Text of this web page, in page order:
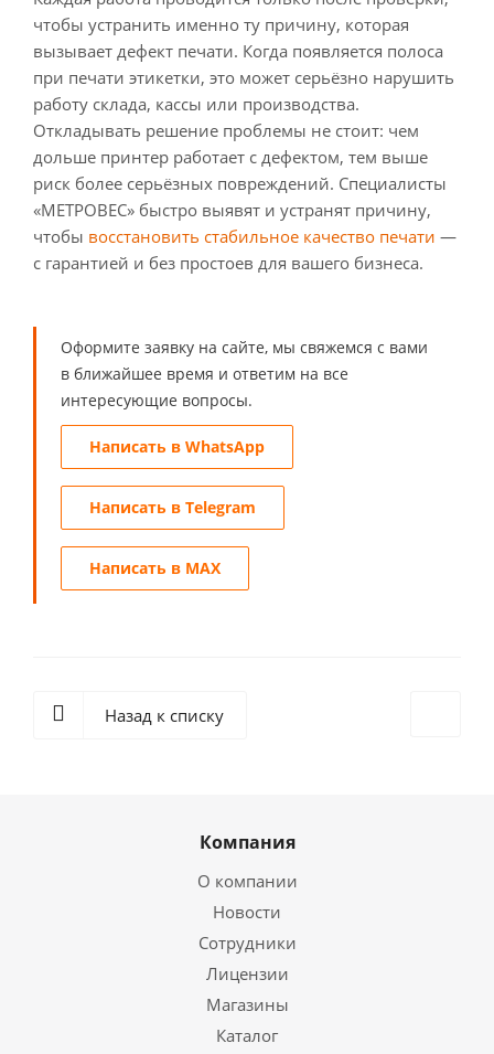
чтобы устранить именно ту причину, которая
вызывает дефект печати. Когда появляется полоса
при печати этикетки, это может серьёзно нарушить
работу склада, кассы или производства.
Откладывать решение проблемы не стоит: чем
дольше принтер работает с дефектом, тем выше
риск более серьёзных повреждений. Специалисты
«МЕТРОВЕС» быстро выявят и устранят причину,
чтобы восстановить стабильное качество печати —
с гарантией и без простоев для вашего бизнеса.
Оформите заявку на сайте, мы свяжемся с вами
в ближайшее время и ответим на все
интересующие вопросы.
Написать в WhatsApp
Написать в Telegram
Написать в MAX
Назад к списку
Компания
О компании
Новости
Сотрудники
Лицензии
Магазины
Каталог